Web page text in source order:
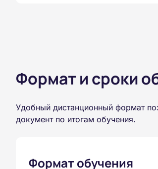
Формат и сроки
Удобный дистанционный формат
документ по итогам обучения.
Формат обучения